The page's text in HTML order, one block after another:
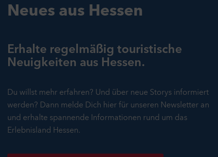
Neues aus Hessen
Erhalte regelmäßig touristische
Neuigkeiten aus Hessen.
Du willst mehr erfahren? Und über neue Storys informiert
werden? Dann melde Dich hier für unseren Newsletter an
und erhalte spannende Informationen rund um das
Erlebnisland Hessen.